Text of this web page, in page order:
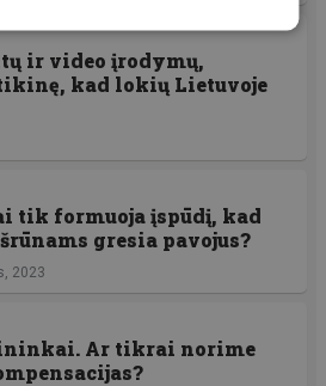
ir video įrodymų,
kad lokių Lietuvoje
tik formuoja įspūdį, kad
gresia pavojus?
2023
Ar tikrai norime